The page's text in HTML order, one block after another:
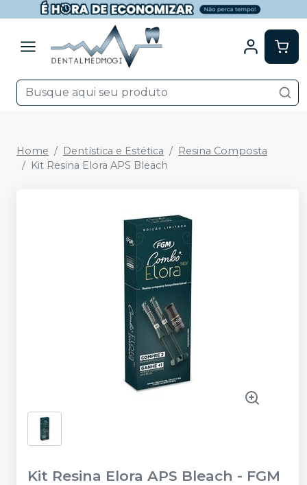
Home Dentística e Estética
Resina Composta
Kit Resina Elora APS Bleach
Kit Resina Elora APS Bleach - FGM